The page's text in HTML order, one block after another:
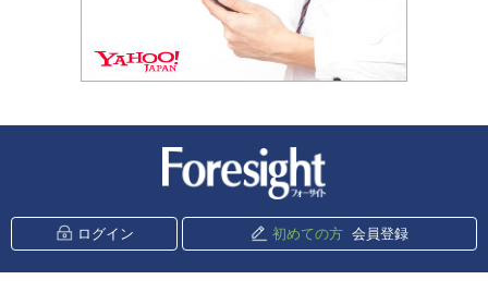
ログイン 初めての方 会員登録